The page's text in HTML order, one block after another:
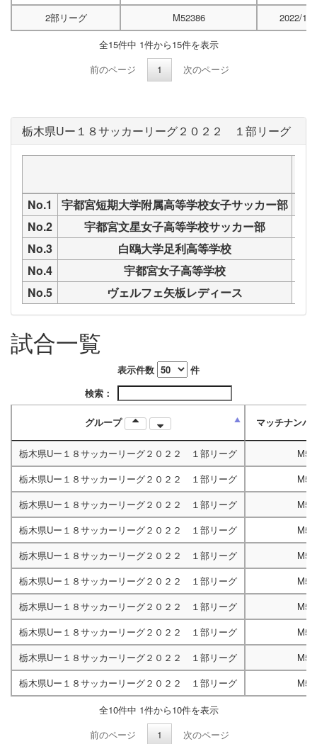
2部リーグ
M52386
2022/12/
全15件中 1件から15件を表示
前のページ
1 次のページ
栃木県Uー１８サッカーリーグ２０２２ １部リーグ
No.1
宇都宮短期大学附属高等学校女子サッカー部
No.2
宇都宮文星女子高等学校サッカー部
No.3
白鴎大学足利高等学校
No.4
宇都宮女子高等学校
No.5
ヴェルフェ矢板レディース
試合一覧
表示件数
件
検索：
グループ マッチナンバ
栃木県Uー１８サッカーリーグ２０２２ １部リーグ
栃木県Uー１８サッカーリーグ２０２２ １部リーグ
栃木県Uー１８サッカーリーグ２０２２ １部リーグ
栃木県Uー１８サッカーリーグ２０２２ １部リーグ
栃木県Uー１８サッカーリーグ２０２２ １部リーグ
栃木県Uー１８サッカーリーグ２０２２ １部リーグ
栃木県Uー１８サッカーリーグ２０２２ １部リーグ
栃木県Uー１８サッカーリーグ２０２２ １部リーグ
栃木県Uー１８サッカーリーグ２０２２ １部リーグ
栃木県Uー１８サッカーリーグ２０２２ １部リーグ
全10件中 1件から10件を表示
前のページ
1 次のページ